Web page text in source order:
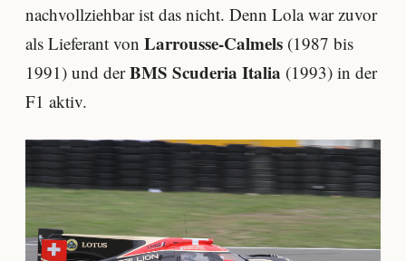
nachvollziehbar ist das nicht. Denn Lola war zuvor
als Lieferant von Larrousse-Calmels (1987 bis
1991) und derBMS Scuderia Italia (1993) in der
F1 aktiv.